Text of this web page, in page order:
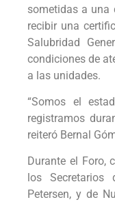
sometidas a una
recibir una
Salubridad
condiciones de
a las unidades.
“Somos el
registramos
reiteró Bernal
Durante el Foro,
los Secretarios
Petersen, y de